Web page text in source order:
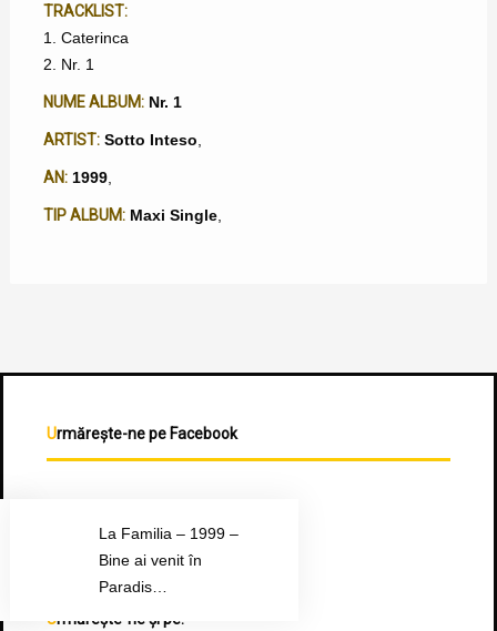
TRACKLIST:
1. Caterinca
2. Nr. 1
NUME ALBUM: Nr. 1
ARTIST: Sotto Inteso
AN: 1999,
TIP ALBUM: Maxi Single,
La Familia – 1999 –
Bine ai venit în
Paradis…
Urmărește-ne pe Facebook
Urmărește-ne și pe: